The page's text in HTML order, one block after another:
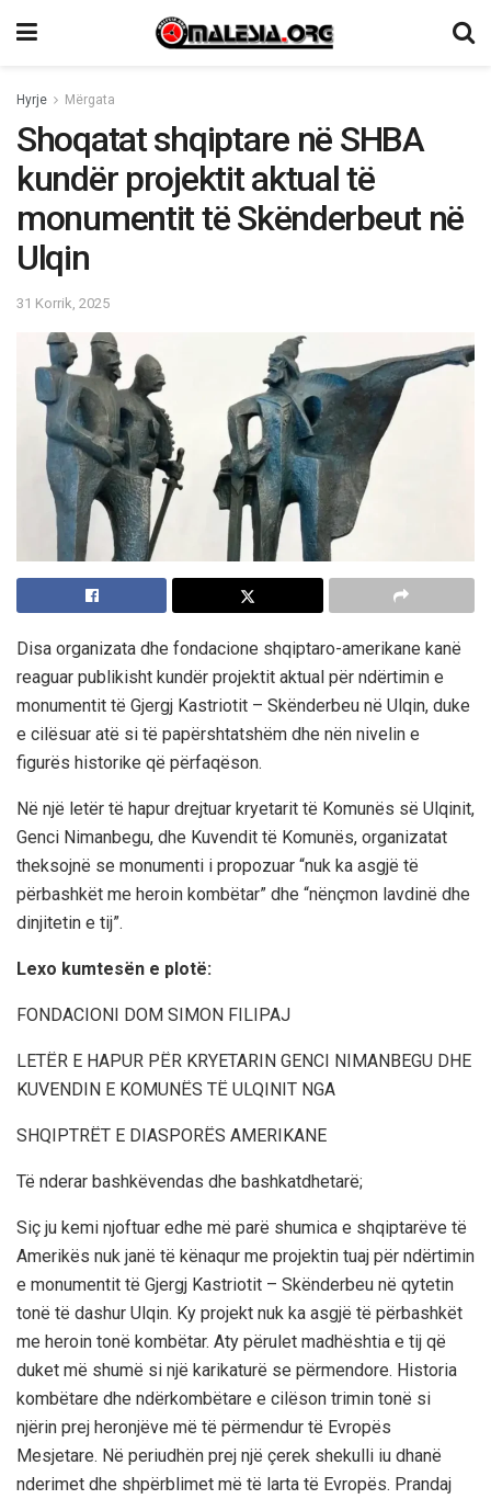
Hyrje Mërgata
Shoqatat shqiptare në SHBA
kundër projektit aktual të
monumentit të Skënderbeut në
Ulqin
31 Korrik, 2025
Disa organizata dhe fondacione shqiptaro-amerikane kanë
reaguar publikisht kundër projektit aktual për ndërtimin e
monumentit të Gjergj Kastriotit – Skënderbeu në Ulqin, duke
e cilësuar atë si të papërshtatshëm dhe nën nivelin e
figurës historike që përfaqëson.
Në një letër të hapur drejtuar kryetarit të Komunës së Ulqinit,
Genci Nimanbegu, dhe Kuvendit të Komunës, organizatat
theksojnë se monumenti i propozuar “nuk ka asgjë të
përbashkët me heroin kombëtar” dhe “nënçmon lavdinë dhe
dinjitetin e tij”.
Lexo kumtesën e plotë:
FONDACIONI DOM SIMON FILIPAJ
LETËR E HAPUR PËR KRYETARIN GENCI NIMANBEGU DHE
KUVENDIN E KOMUNËS TË ULQINIT NGA
SHQIPTRËT E DIASPORËS AMERIKANE
Të nderar bashkëvendas dhe bashkatdhetarë;
Siç ju kemi njoftuar edhe më parë shumica e shqiptarëve të
Amerikës nuk janë të kënaqur me projektin tuaj për ndërtimin
e monumentit të Gjergj Kastriotit – Skënderbeu në qytetin
tonë të dashur Ulqin. Ky projekt nuk ka asgjë të përbashkët
me heroin tonë kombëtar. Aty përulet madhështia e tij që
duket më shumë si një karikaturë se përmendore. Historia
kombëtare dhe ndërkombëtare e cilëson trimin tonë si
njërin prej heronjëve më të përmendur të Evropës
Mesjetare. Në periudhën prej një çerek shekulli iu dhanë
nderimet dhe shpërblimet më të larta të Evropës. Prandaj